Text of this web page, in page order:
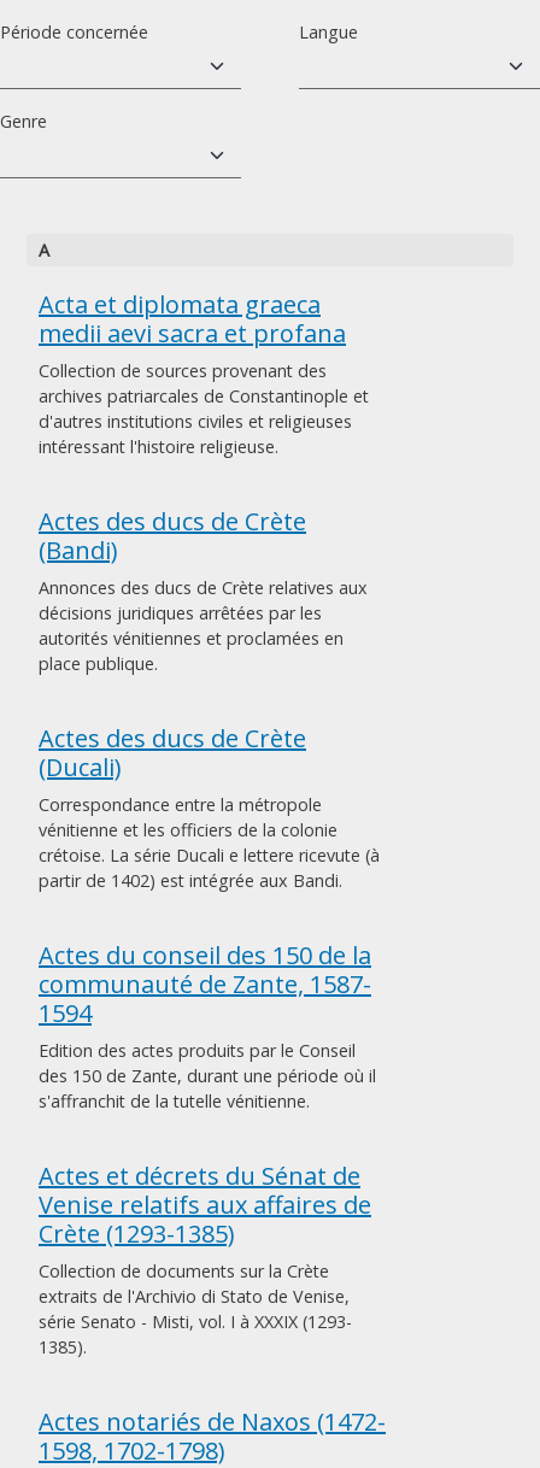
Période concernée Langue
Genre
A
Acta et diplomata graeca
medii aevi sacra et profana
Collection de sources provenant des
archives patriarcales de Constantinople et
d'autres institutions civiles et religieuses
intéressant l'histoire religieuse.
Actes des ducs de Crète
(Bandi)
Annonces des ducs de Crète relatives aux
décisions juridiques arrêtées par les
autorités vénitiennes et proclamées en
place publique.
Actes des ducs de Crète
(Ducali)
Correspondance entre la métropole
vénitienne et les officiers de la colonie
crétoise. La série Ducali e lettere ricevute (à
partir de 1402) est intégrée aux Bandi.
Actes du conseil des 150 de la
communauté de Zante, 1587-
1594
Edition des actes produits par le Conseil
des 150 de Zante, durant une période où il
s'affranchit de la tutelle vénitienne.
Actes et décrets du Sénat de
Venise relatifs aux affaires de
Crète (1293-1385)
Collection de documents sur la Crète
extraits de l'Archivio di Stato de Venise,
série Senato - Misti, vol. I à XXXIX (1293-
1385).
Actes notariés de Naxos (1472-
1598, 1702-1798)